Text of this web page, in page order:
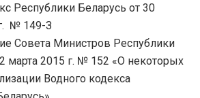
Республики Беларусь от 30
№ 149-З
Совета Министров Республики
марта 2015 г. № 152 «О некоторых
Водного кодекса